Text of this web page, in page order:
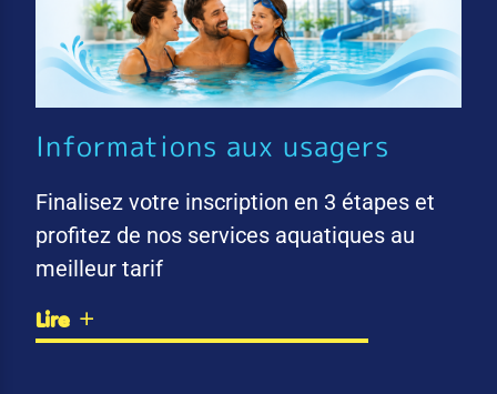
Informations aux usagers
Finalisez votre inscription en 3 étapes et
profitez de nos services aquatiques au
meilleur tarif
Lire